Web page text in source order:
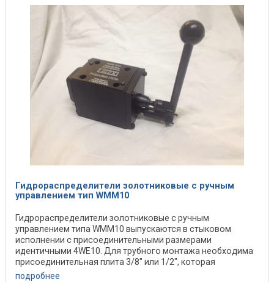
Гидрораспределители золотниковые с ручным
управлением тип WMM10
Гидрораспределители золотниковые с ручным
управлением типа WMM10 выпускаются в стыковом
исполнении с присоединительными размерами
идентичными 4WE10. Для трубного монтажа необходима
присоединительная плита 3/8" или 1/2", которая
заказывается ...
подробнее